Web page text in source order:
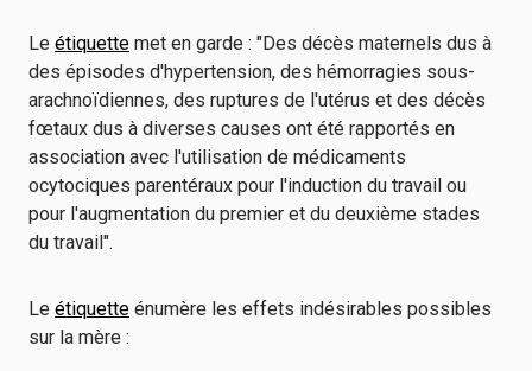
Le étiquette met en garde : "Des décès maternels dus à
des épisodes d'hypertension, des hémorragies sous-
arachnoïdiennes, des ruptures de l'utérus et des décès
fœtaux dus à diverses causes ont été rapportés en
association avec l'utilisation de médicaments
ocytociques parentéraux pour l'induction du travail ou
pour l'augmentation du premier et du deuxième stades
du travail".
Le étiquette énumère les effets indésirables possibles
sur la mère :